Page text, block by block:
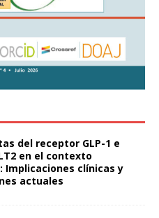
del receptor GLP-1 e
en el contexto
Implicaciones clínicas y
actuales